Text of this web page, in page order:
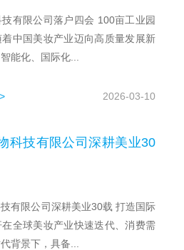
有限公司落户四会 100亩工业园
中国美妆产业迈向高质量发展新
能化、国际化...
2026-03-10
科技有限公司深耕美业30
有限公司深耕美业30载 打造国际
全球美妆产业快速迭代、消费需
背景下，具备...